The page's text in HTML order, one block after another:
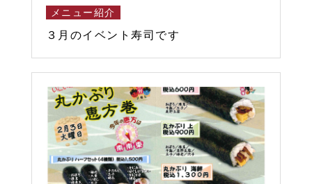
メニュー紹介
３月のイベント寿司です